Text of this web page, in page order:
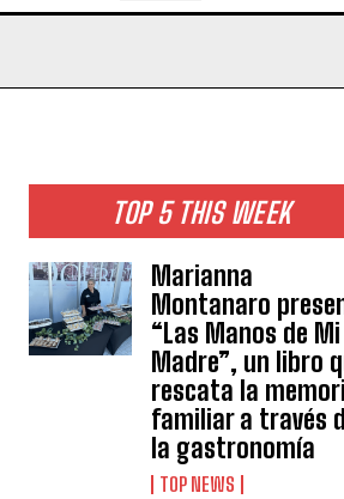
TOP 5 THIS WEEK
Marianna
Montanaro
“Las Manos de Mi
Madre”, un libro
rescata la
familiar a través
la gastronomía
TOP NEWS